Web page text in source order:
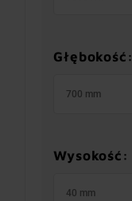
Głębokość:
700 mm
Wysokość:
40 mm